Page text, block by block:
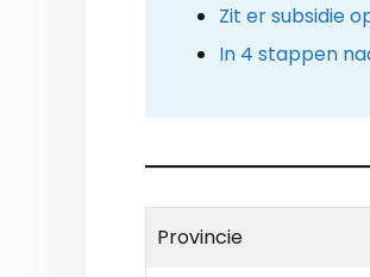
Zit er subsidie
In 4 stappen
Provincie